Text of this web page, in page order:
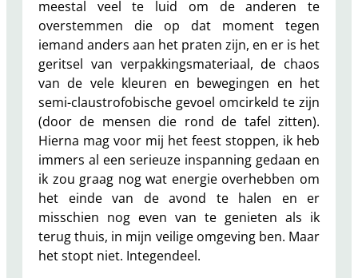
meestal veel te luid om de anderen te
overstemmen die op dat moment tegen
iemand anders aan het praten zijn, en er is het
geritsel van verpakkingsmateriaal, de chaos
van de vele kleuren en bewegingen en het
semi-claustrofobische gevoel omcirkeld te zijn
(door de mensen die rond de tafel zitten).
Hierna mag voor mij het feest stoppen, ik heb
immers al een serieuze inspanning gedaan en
ik zou graag nog wat energie overhebben om
het einde van de avond te halen en er
misschien nog even van te genieten als ik
terug thuis, in mijn veilige omgeving ben. Maar
het stopt niet. Integendeel.